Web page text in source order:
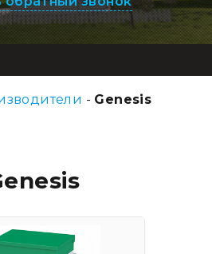
- Genesis